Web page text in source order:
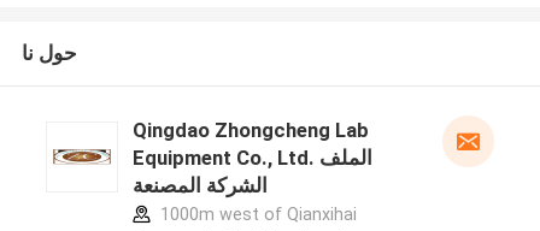
حول نا
Qingdao Zhongcheng Lab
Equipment Co., Ltd. الملف
الشركة المصنعة
1000m west of Qianxihai